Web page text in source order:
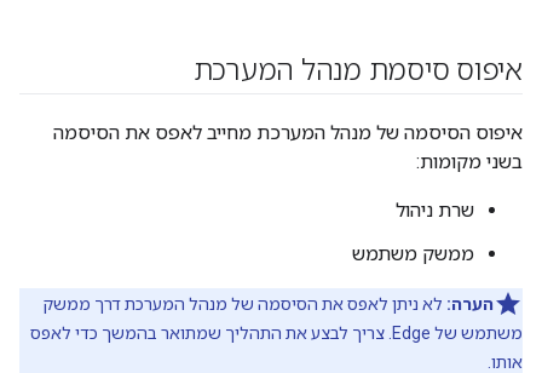
איפוס סיסמת מנהל המערכת
איפוס הסיסמה של מנהל המערכת מחייב לאפס את הסיסמה
בשני מקומות:
שרת ניהול
ממשק משתמש
הערה: לא ניתן לאפס את הסיסמה של מנהל המערכת דרך ממשק
משתמש של Edge. צריך לבצע את התהליך שמתואר בהמשך כדי לאפס
אותו.